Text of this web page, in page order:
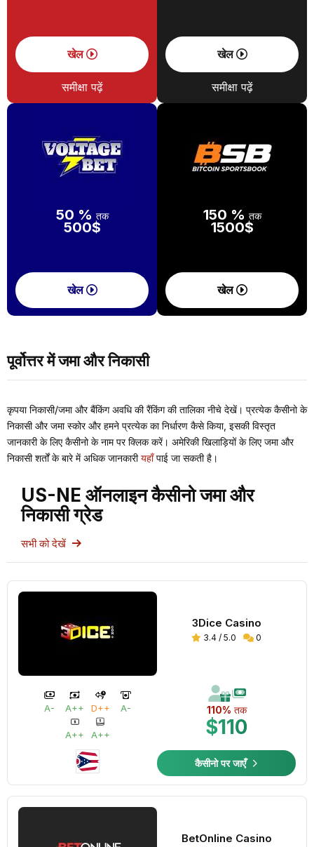
खेल
समीक्षा पढ़ें
खेल
समीक्षा पढ़ें
50 % तक
500$
खेल
150 % तक
1500$
खेल
पूर्वोत्तर में जमा और निकासी
कृपया निकासी/जमा और बैंकिंग अवधि की रैंकिंग की तालिका नीचे देखें। प्रत्येक कैसीनो के
निकासी और जमा स्कोर और हमने प्रत्येक का निर्धारण कैसे किया, इसकी विस्तृत
जानकारी के लिए कैसीनो के नाम पर क्लिक करें। अमेरिकी खिलाड़ियों के लिए जमा और
निकासी शर्तों के बारे में अधिक जानकारीयहाँपाई जा सकती है।
US-NE ऑनलाइन कैसीनो जमा और
निकासी ग्रेड
सभी को देखें
3Dice Casino
3.4 / 5.0 0
110% तक
$110
A- A++ D++ A-
A++ A++
कैसीनो पर जाएँ
BetOnline Casino